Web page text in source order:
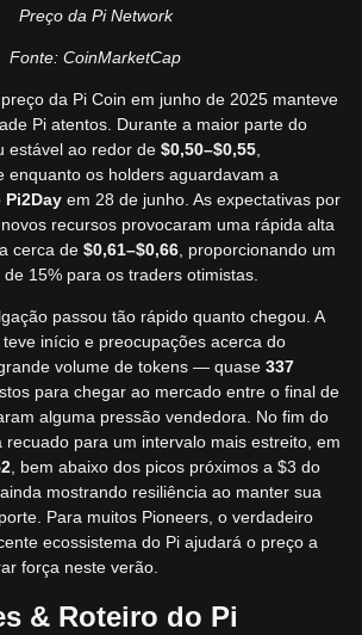
Preço da Pi Network
Fonte: CoinMarketCap
da Pi Coin em junho de 2025 manteve
Pi atentos. Durante a maior parte do
estável ao redor de $0,50–$0,55,
enquanto os holders aguardavam a
Pi2Day em 28 de junho. As expectativas por
recursos provocaram uma rápida alta
cerca de $0,61–$0,66, proporcionando um
15% para os traders otimistas.
passou tão rápido quanto chegou. A
início e preocupações acerca do
volume de tokens — quase 337
para chegar ao mercado entre o final de
alguma pressão vendedora. No fim do
recuado para um intervalo mais estreito, em
, bem abaixo dos picos próximos a $3 do
mostrando resiliência ao manter sua
Para muitos Pioneers, o verdadeiro
ecossistema do Pi ajudará o preço a
força neste verão.
& Roteiro do Pi